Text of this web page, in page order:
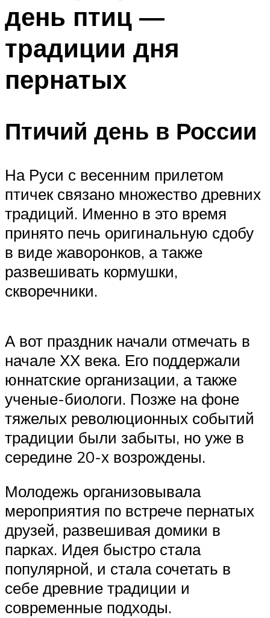
Меню
день птиц —
традиции дня
пернатых
Птичий день в России
На Руси с весенним прилетом
птичек связано множество древних
традиций. Именно в это время
принято печь оригинальную сдобу
в виде жаворонков, а также
развешивать кормушки,
скворечники.
А вот праздник начали отмечать в
начале ХХ века. Его поддержали
юннатские организации, а также
ученые-биологи. Позже на фоне
тяжелых революционных событий
традиции были забыты, но уже в
середине 20-х возрождены.
Молодежь организовывала
мероприятия по встрече пернатых
друзей, развешивая домики в
парках. Идея быстро стала
популярной, и стала сочетать в
себе древние традиции и
современные подходы.